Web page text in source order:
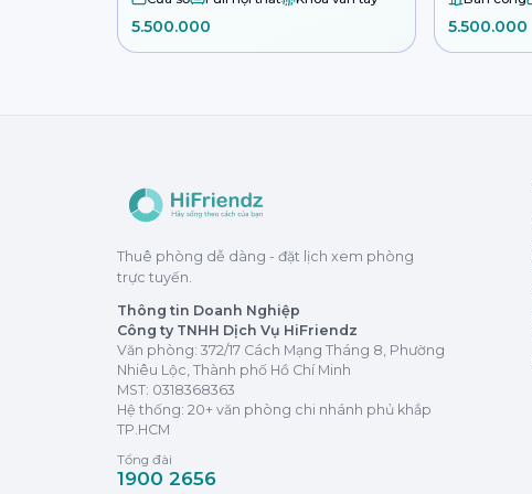
5.500.000 5.500.000
Thuê phòng dễ dàng - đặt lịch xem phòng
trực tuyến.
Thông tin Doanh Nghiệp
Công ty TNHH Dịch Vụ HiFriendz
Văn phòng: 372/17 Cách Mạng Tháng 8, Phường
Nhiêu Lộc, Thành phố Hồ Chí Minh
MST: 0318368363
Hệ thống: 20+ văn phòng chi nhánh phủ khắp
TP.HCM
Tổng đài
1900 2656